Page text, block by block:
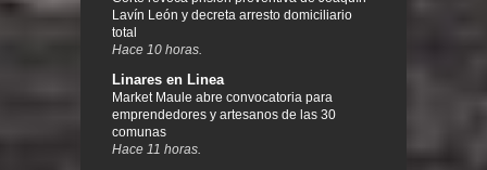
Lavín León y decreta arresto domiciliario
total
Hace 10 horas.
Linares en Linea
Market Maule abre convocatoria para
emprendedores y artesanos de las 30
comunas
Hace 11 horas.